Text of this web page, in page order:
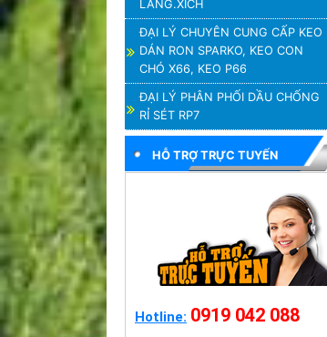
LĂNG.XÍCH
ĐẠI LÝ CHUYÊN CUNG CẤP KEO
DÁN RON SPARKO, KEO CON
CHÓ X66, KEO P66
ĐẠI LÝ PHÂN PHỐI DẦU CHỐNG
RỈ SÉT RP7
HỖ TRỢ TRỰC TUYẾN
Hotline: 0919 042 088